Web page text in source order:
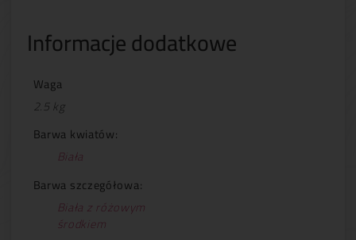
Informacje dodatkowe
Waga
2.5 kg
Barwa kwiatów:
Biała
Barwa szczegółowa:
Biała z różowym
środkiem